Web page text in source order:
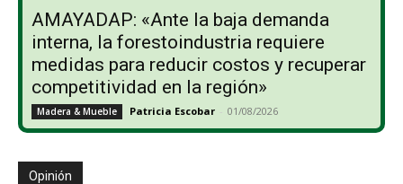
AMAYADAP: «Ante la baja demanda
interna, la forestoindustria requiere
medidas para reducir costos y recuperar
competitividad en la región»
Madera & Mueble Patricia Escobar - 01/08/2026
Opinión